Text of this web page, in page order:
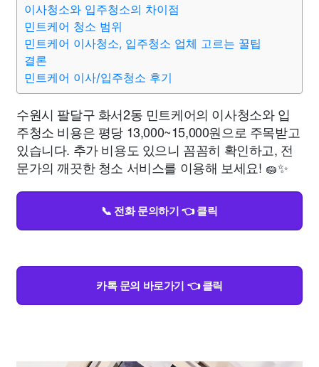
이사청소와 입주청소의 차이점
민트케어 청소 범위
민트케어 이사청소, 입주청소 업체 고르는 꿀팁
결론
민트케어 이사/입주청소 후기
수원시 팔달구 화서2동 민트케어의 이사청소와 입
주청소 비용은 평당 13,000~15,000원으로 주목받고
있습니다. 추가 비용도 있으니 꼼꼼히 확인하고, 전
문가의 깨끗한 청소 서비스를 이용해 보세요! 🧽✨
📞 전화 문의하기 👈 클릭
카톡 문의 바로가기 👈 클릭